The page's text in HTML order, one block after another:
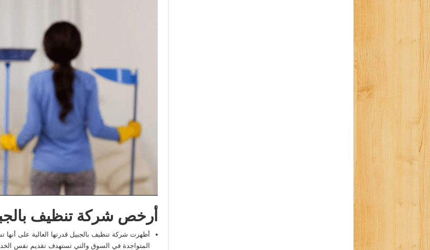
أرخص شركة تنظيف
أظهرت شركة تنظيف بالجبيل قدرتها العالية على
المتواجدة في السوق والتي تستهدف تقديم نفس